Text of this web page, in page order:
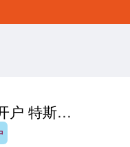
低息配资开户 特斯拉：赛博无人驾驶电动车 Cybercab 将在得州超级工厂量产投运